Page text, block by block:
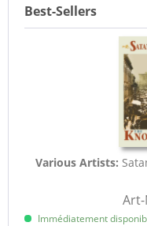
Best-Sellers
Various Artists:
Art-
Immédiatement